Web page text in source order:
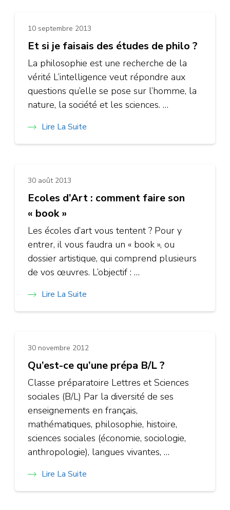
10 septembre 2013
Et si je faisais des études de philo ?
La philosophie est une recherche de la
vérité L’intelligence veut répondre aux
questions qu’elle se pose sur l’homme, la
nature, la société et les sciences. …
Lire La Suite
30 août 2013
Ecoles d’Art : comment faire son
« book »
Les écoles d’art vous tentent ? Pour y
entrer, il vous faudra un « book », ou
dossier artistique, qui comprend plusieurs
de vos œuvres. L’objectif : …
Lire La Suite
30 novembre 2012
Qu’est-ce qu’une prépa B/L ?
Classe préparatoire Lettres et Sciences
sociales (B/L) Par la diversité de ses
enseignements en français,
mathématiques, philosophie, histoire,
sciences sociales (économie, sociologie,
anthropologie), langues vivantes, …
Lire La Suite